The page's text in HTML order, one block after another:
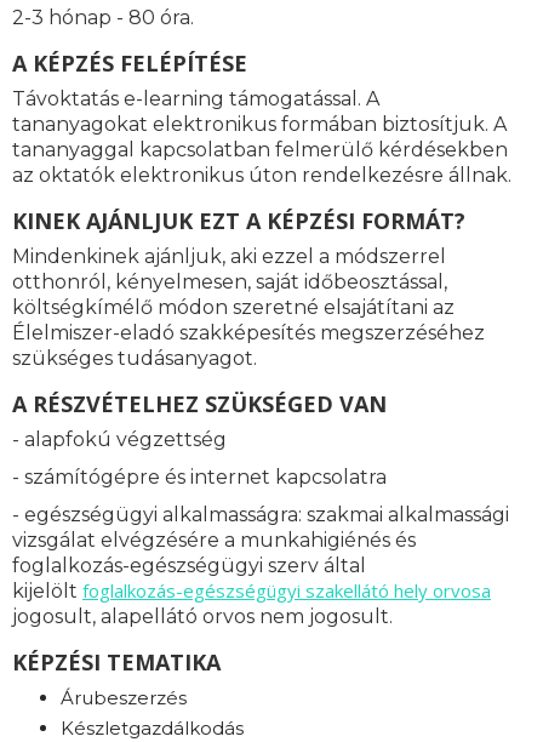
2-3 hónap - 80 óra.
A KÉPZÉS FELÉPÍTÉSE
Távoktatás e-learning támogatással. A
tananyagokat elektronikus formában biztosítjuk. A
tananyaggal kapcsolatban felmerülő kérdésekben
az oktatók elektronikus úton rendelkezésre állnak.
KINEK AJÁNLJUK EZT A KÉPZÉSI FORMÁT?
Mindenkinek ajánljuk, aki ezzel a módszerrel
otthonról, kényelmesen, saját időbeosztással,
költségkímélő módon szeretné elsajátítani az
Élelmiszer-eladó szakképesítés megszerzéséhez
szükséges tudásanyagot.
A RÉSZVÉTELHEZ SZÜKSÉGED VAN
- alapfokú végzettség
- számítógépre és internet kapcsolatra
- egészségügyi alkalmasságra: szakmai alkalmassági
vizsgálat elvégzésére a munkahigiénés és
foglalkozás-egészségügyi szerv által
kijelölt foglalkozás-egészségügyi szakellátó hely orvosa
jogosult, alapellátó orvos nem jogosult.
KÉPZÉSI TEMATIKA
Árubeszerzés
Készletgazdálkodás